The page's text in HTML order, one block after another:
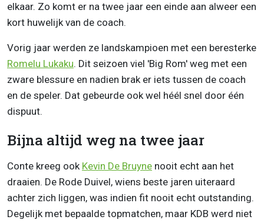
elkaar. Zo komt er na twee jaar een einde aan alweer een
kort huwelijk van de coach.
Vorig jaar werden ze landskampioen met een beresterke
Romelu Lukaku. Dit seizoen viel 'Big Rom' weg met een
zware blessure en nadien brak er iets tussen de coach
en de speler. Dat gebeurde ook wel héél snel door één
dispuut.
Bijna altijd weg na twee jaar
Conte kreeg ook Kevin De Bruyne nooit echt aan het
draaien. De Rode Duivel, wiens beste jaren uiteraard
achter zich liggen, was indien fit nooit echt outstanding.
Degelijk met bepaalde topmatchen, maar KDB werd niet